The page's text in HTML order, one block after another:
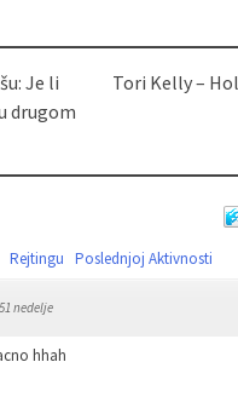
Je li
drugom
Tori Kelly –
Rejtingu Poslednjoj Aktivnosti
nedelje
hhah